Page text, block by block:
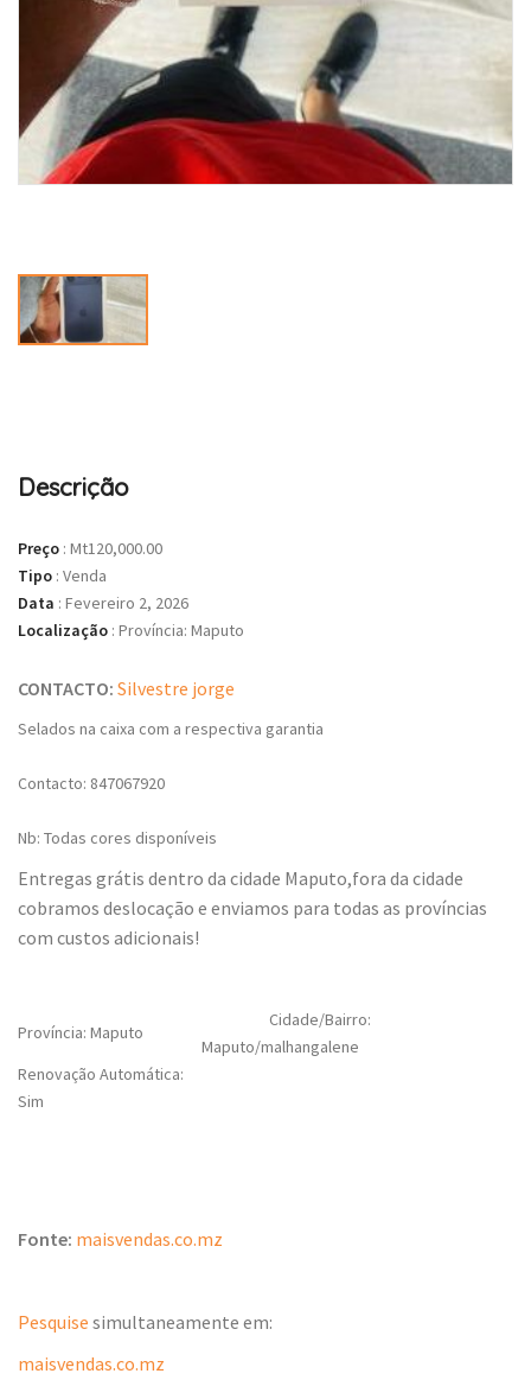
Descrição
Preço : Mt120,000.00
Tipo : Venda
Data : Fevereiro 2, 2026
Localização : Província: Maputo
CONTACTO: Silvestre jorge
Selados na caixa com a respectiva garantia
Contacto: 847067920
Nb: Todas cores disponíveis
Entregas grátis dentro da cidade Maputo,fora da cidade
cobramos deslocação e enviamos para todas as províncias
com custos adicionais!
Província: Maputo
Cidade/Bairro:
Maputo/malhangalene
Renovação Automática:
Sim
Fonte: maisvendas.co.mz
Pesquise simultaneamente em:
maisvendas.co.mz